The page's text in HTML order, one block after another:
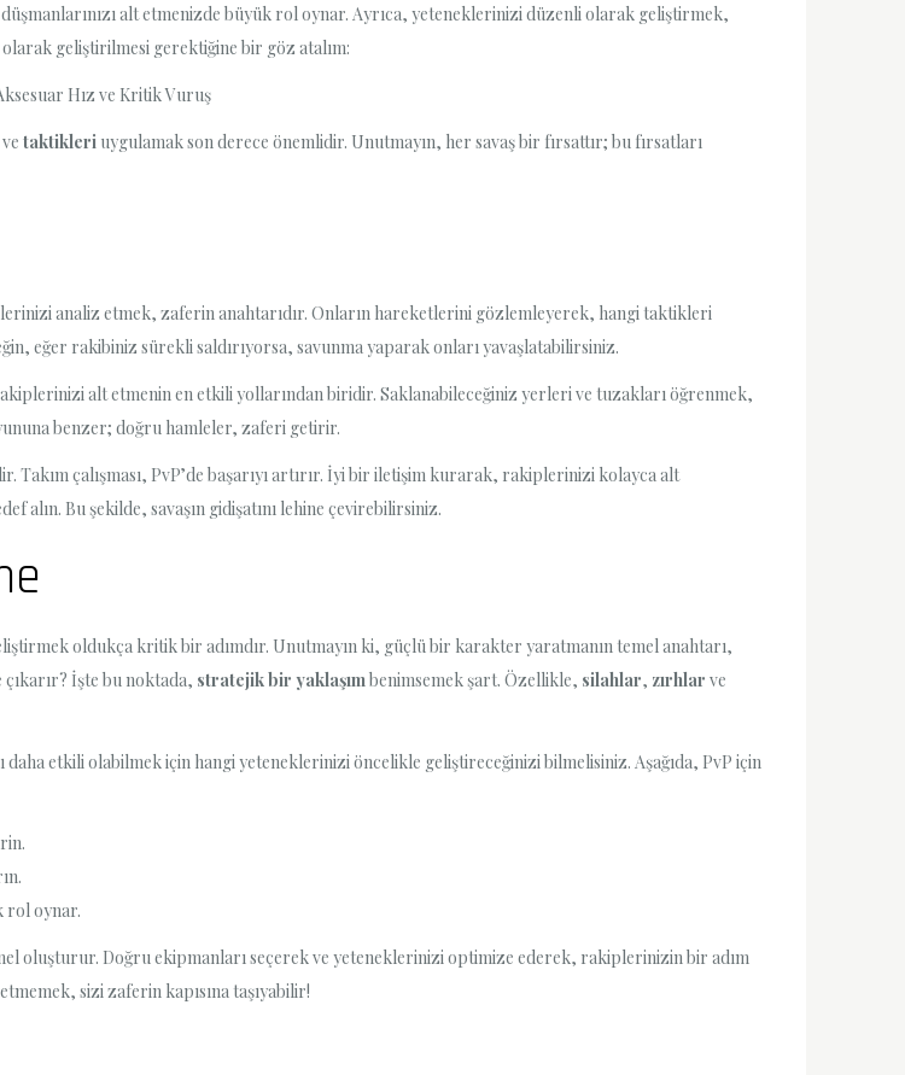
alt etmenizde büyük rol oynar. Ayrıca, yeteneklerinizi düzenli olarak geliştirmek,
olarak geliştirilmesi gerektiğine bir göz atalım:
Hız ve Kritik Vuruş
ve taktikleri uygulamak son derece önemlidir. Unutmayın, her savaş bir fırsattır; bu fırsatları
analiz etmek, zaferin anahtarıdır. Onların hareketlerini gözlemleyerek, hangi taktikleri
eğer rakibiniz sürekli saldırıyorsa, savunma yaparak onları yavaşlatabilirsiniz.
alt etmenin en etkili yollarından biridir. Saklanabileceğiniz yerleri ve tuzakları öğrenmek,
benzer; doğru hamleler, zaferi getirir.
Takım çalışması, PvP’de başarıyı artırır. İyi bir iletişim kurarak, rakiplerinizi kolayca alt
Bu şekilde, savaşın gidişatını lehine çevirebilirsiniz.
oldukça kritik bir adımdır. Unutmayın ki, güçlü bir karakter yaratmanın temel anahtarı,
İşte bu noktada, stratejik bir yaklaşımbenimsemek şart. Özellikle, silahlar, zırhlar ve
etkili olabilmek için hangi yeteneklerinizi öncelikle geliştireceğinizi bilmelisiniz. Aşağıda, PvP için
rol oynar.
oluşturur. Doğru ekipmanları seçerek ve yeteneklerinizi optimize ederek, rakiplerinizin bir adım
sizi zaferin kapısına taşıyabilir!